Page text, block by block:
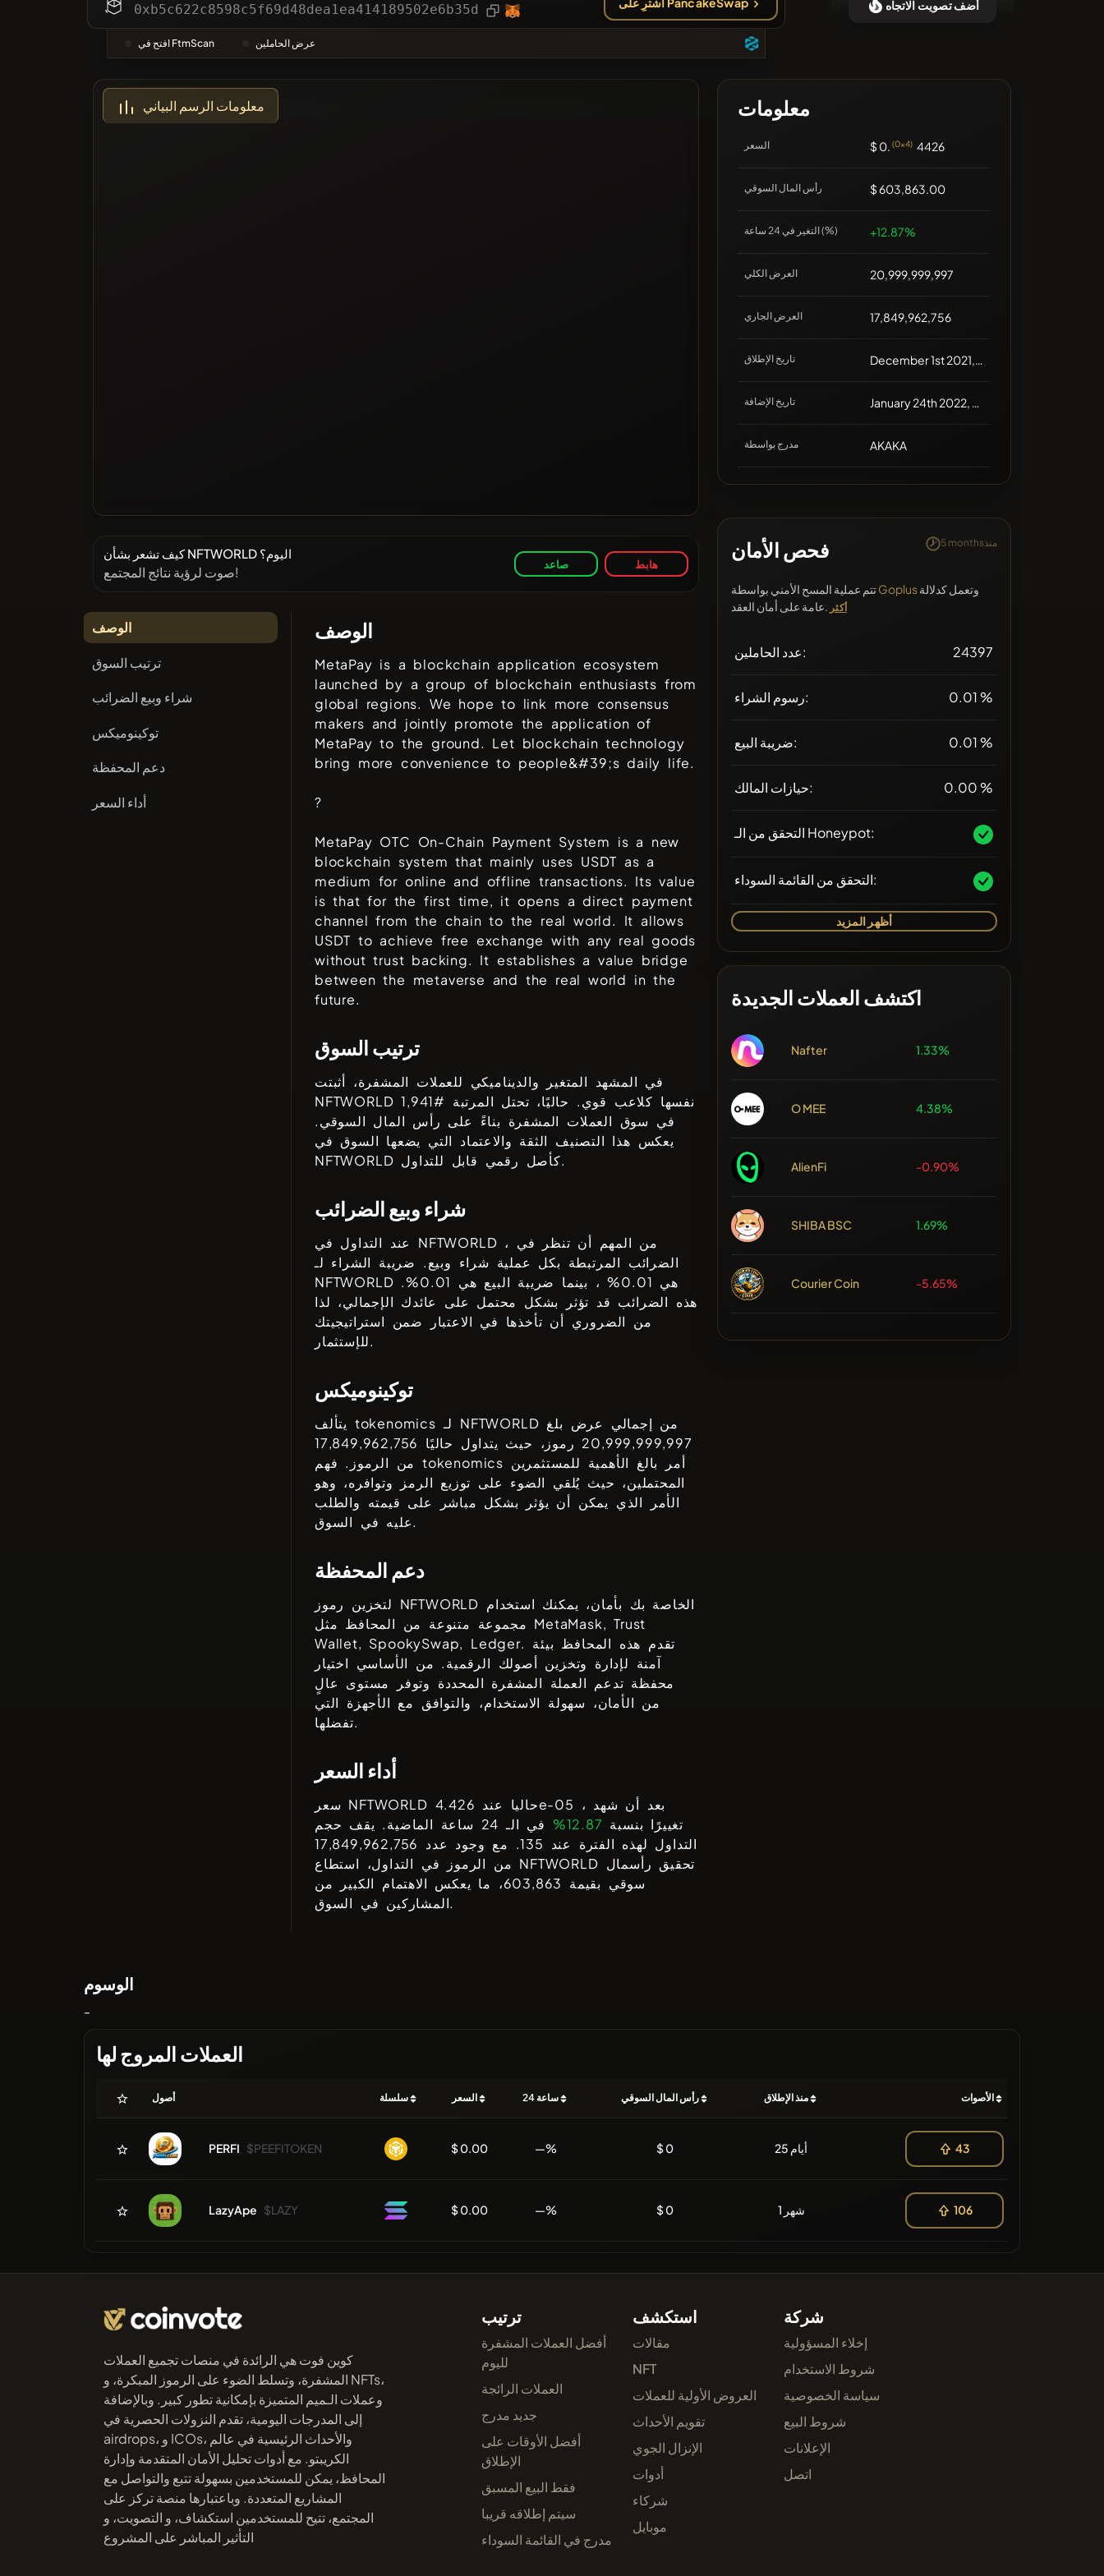
التصنيفات
الأكثر تصويتا
مقالة ❌لا توجد عملات مشفرة حديثة 0xb5c622c8598c5f69d48dea1ea414189502e6b35d
افتح في FtmScan عرض الحاملين
أضف تصويت الاتجاه
معلومات الرسم البياني
كيف تشعر بشأن NFTWORLD اليوم؟
صوت لرؤية نتائج المجتمع! صاعد هابط
الوصف
ترتيب السوق
شراء وبيع الضرائب
توكينوميكس
دعم المحفظة
أداء السعر
الوصف
MetaPay is a blockchain application ecosystem
launched by a group of blockchain enthusiasts from
global regions. We hope to link more consensus
makers and jointly promote the application of
MetaPay to the ground. Let blockchain technology
bring more convenience to people&#39;s daily life.
?
MetaPay OTC On-Chain Payment System is a new
blockchain system that mainly uses USDT as a
medium for online and offline transactions. Its value
is that for the first time, it opens a direct payment
channel from the chain to the real world. It allows
USDT to achieve free exchange with any real goods
without trust backing. It establishes a value bridge
between the metaverse and the real world in the
future.
ترتيب السوق
في المشهد المتغير والديناميكي للعملات المشفرة، أثبتت
NFTWORLD
نفسها كلاعب قوي. حاليًا، تحتل المرتبة #1,941
في سوق العملات المشفرة بناءً على رأس المال السوقي.
يعكس هذا التصنيف الثقة والاعتماد التي يضعها السوق في
NFTWORLD
كأصل رقمي قابل للتداول.
شراء وبيع الضرائب
NFTWORLD ، من المهم أن تنظر في
الضرائب المرتبطة بكل عملية شراء وبيع. ضريبة الشراء لـ
NFTWORLD
هي 0.01% ، بينما ضريبة البيع هي 0.01%
.
هذه الضرائب قد تؤثر بشكل محتمل على عائدك الإجمالي، لذا
من الضروري أن تأخذها في الاعتبار ضمن استراتيجيتك
للإستثمار.
توكينوميكس
NFTWORLD من إجمالي عرض بلغ
20,999,999,997 رموز، حيث يتداول حاليًا 17,849,962,756
من الرموز. فهم tokenomics أمر بالغ الأهمية للمستثمرين
المحتملين، حيث يُلقي الضوء على توزيع الرمز وتوافره، وهو
الأمر الذي يمكن أن يؤثر بشكل مباشر على قيمته والطلب
عليه في السوق.
دعم المحفظة
NFTWORLD
MetaMask, Trust
Wallet, SpookySwap, Ledger. تقدم هذه المحافظ بيئة
آمنة لإدارة وتخزين أصولك الرقمية. من الأساسي اختيار
محفظة تدعم العملة المشفرة المحددة وتوفر مستوى عالٍ
من الأمان، سهولة الاستخدام، والتوافق مع الأجهزة التي
تفضلها.
أداء السعر
NFTWORLD حاليا عند4.426e-05 ، بعد أن شهد
تغييرًا بنسبة 12.87%
في الـ 24 ساعة الماضية. يقف حجم
التداول لهذه الفترة عند 135. مع وجود عدد 17,849,962,756
NFTWORLD
سوقي بقيمة 603,863، ما يعكس الاهتمام الكبير من
المشاركين في السوق.
معلومات
السعر $ 0. (0x4) 4426
رأس المال السوقي $ 603,863.00
التغير في 24 ساعة (%) +12.87%
العرض الكلي 20,999,999,997
العرض الجاري 17,849,962,756
تاريخ الإطلاق December 1st 2021, 00:00
تاريخ الإضافة January 24th 2022, 07:15
مدرج بواسطة AKAKA
فحص الأمان 5 monthsمنذ
Goplus
عامة على أمان العقد. أكثر
عدد الحاملين: 24397
رسوم الشراء: 0.01 %
ضريبة البيع: 0.01 %
حيازات المالك: 0.00 %
التحقق من الـ Honeypot:
التحقق من القائمة السوداء:
أظهر المزيد
اكتشف العملات الجديدة
Nafter 1.33%
O MEE 4.38%
AlienFi -0.90%
SHIBA BSC 1.69%
Courier Coin -5.65%
الوسوم
-
العملات المروج لها
أصول سلسلة السعر 24 ساعة رأس المال السوقي منذ الإطلاق الأصوات
PERFI $PEEFITOKEN $ 0.00 —% $ 0 25 أيام 43
LazyApe $LAZY $ 0.00 —% $ 0 1 شهر 106
كوين فوت هي الرائدة في منصات تجميع العملات
المشفرة، وتسلط الضوء على الرموز المبكرة، و NFTs،
وعملات الـميم المتميزة بإمكانية تطور كبير. وبالإضافة
إلى المدرجات اليومية، تقدم النزولات الحصرية في
airdrops، و ICOs، والأحداث الرئيسية في عالم
الكريبتو. مع أدوات تحليل الأمان المتقدمة وإدارة
المحافظ، يمكن للمستخدمين بسهولة تتبع والتواصل مع
المشاريع المتعددة. وباعتبارها منصة تركز على
المجتمع، تتيح للمستخدمين استكشاف، و التصويت، و
التأثير المباشر على المشروع
ترتيب
أفضل العملات المشفرة
لليوم
العملات الرائجة
جديد مدرج
أفضل الأوقات على
الإطلاق
فقط البيع المسبق
سيتم إطلاقه قريبا
مدرج في القائمة السوداء
استكشف
مقالات
NFT
العروض الأولية للعملات
تقويم الأحداث
الإنزال الجوي
أدوات
شركاء
موبايل
شركة
إخلاء المسؤولية
شروط الاستخدام
سياسة الخصوصية
شروط البيع
الإعلانات
اتصل